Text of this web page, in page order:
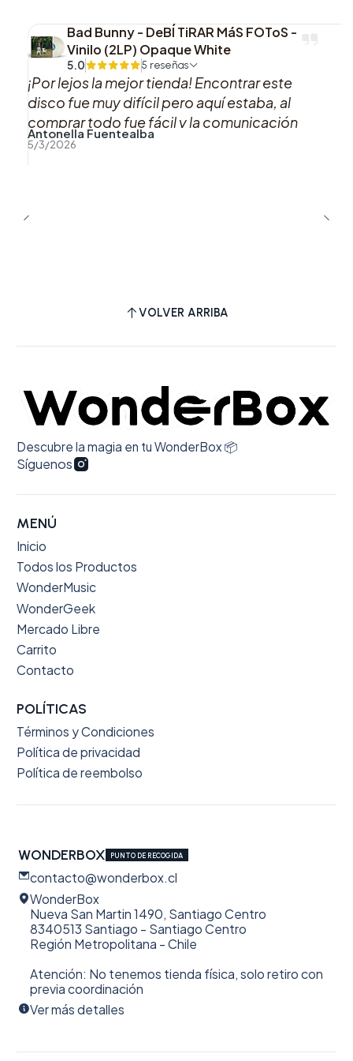
Bad Bunny - DeBÍ TiRAR MáS FOToS -
Vinilo (2LP) Opaque White
5.0 5 reseñas
¡Por lejos la mejor tienda! Encontrar este
disco fue muy difícil pero aquí estaba, al
comprar todo fue fácil y la comunicación
sobre el proceso y las actualizaciones de mi
Antonella Fuentealba
5/3/2026
VOLVER ARRIBA
Descubre la magia en tu WonderBox 📦
Síguenos
MENÚ
Inicio
Todos los Productos
WonderMusic
WonderGeek
Mercado Libre
Carrito
Contacto
POLÍTICAS
Términos y Condiciones
Política de privacidad
Política de reembolso
WONDERBOX PUNTO DE RECOGIDA
contacto@wonderbox.cl
WonderBox
Nueva San Martin 1490, Santiago Centro
8340513 Santiago - Santiago Centro
Región Metropolitana - Chile
Atención: No tenemos tienda física, solo retiro con
previa coordinación
Ver más detalles